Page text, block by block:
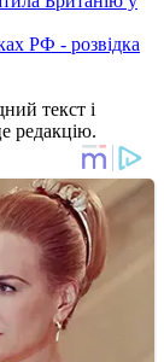
РФ - розвідка
текст і
редакцію.